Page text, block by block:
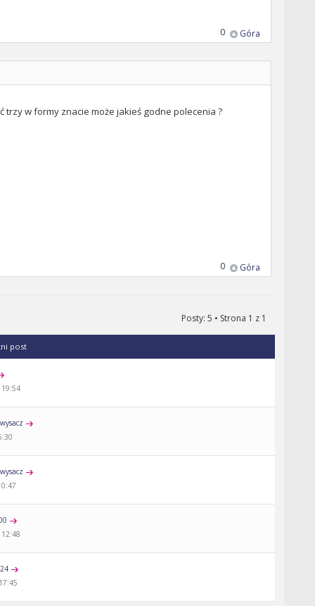
Góra
0
w formy znacie może jakieś godne polecenia ?
Góra
0
Posty: 5 • Strona 1 z 1
post